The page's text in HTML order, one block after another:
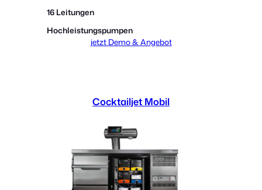
16 Leitungen
Hochleistungspumpen
jetzt Demo & Angebot
Cocktailjet Mobil